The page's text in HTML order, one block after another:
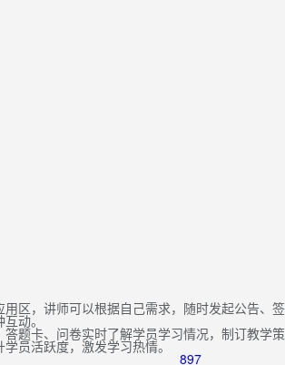
区，讲师可以根据自己需求，随时发起公告、签
动。
题卡、问卷实时了解学员学习情况，制订教学策
员活跃度，激发学习热情。